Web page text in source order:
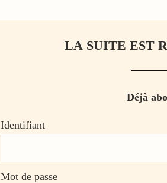
LA SUITE EST
Déjà
Identifiant
Mot de passe